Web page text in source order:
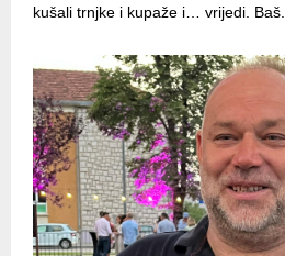
kušali trnjke i kupaže i… vrijedi. Baš.